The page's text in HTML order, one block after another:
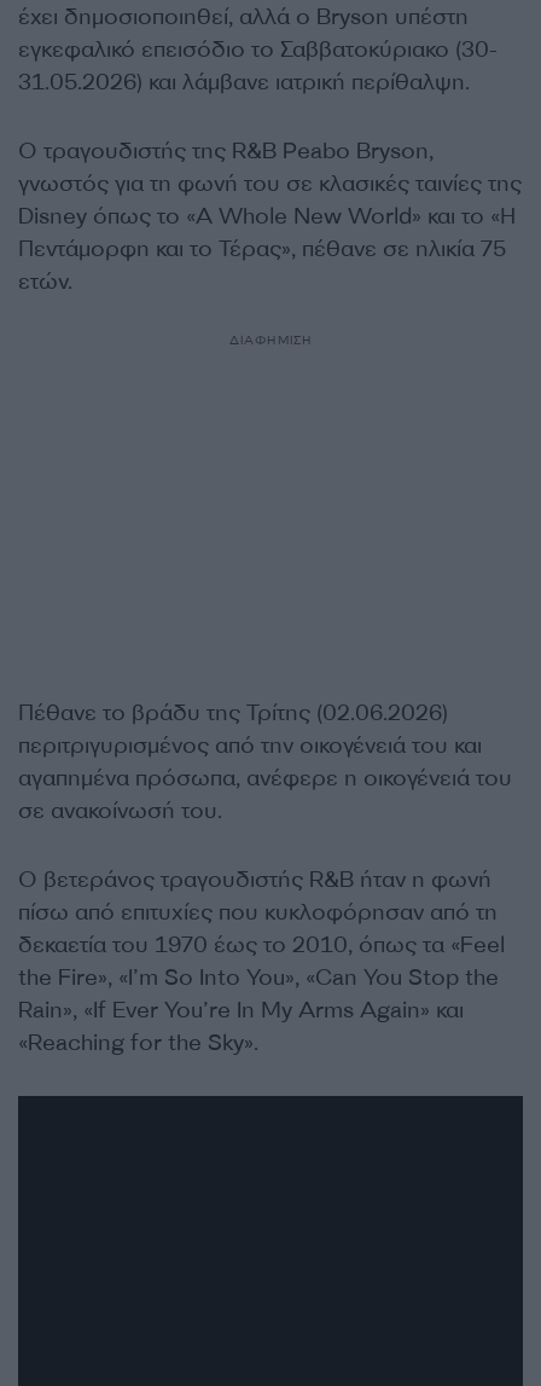
έχει δημοσιοποιηθεί, αλλά ο Bryson υπέστη
εγκεφαλικό επεισόδιο το Σαββατοκύριακο (30-
31.05.2026) και λάμβανε ιατρική περίθαλψη.
Ο τραγουδιστής της R&B Peabo Bryson,
γνωστός για τη φωνή του σε κλασικές ταινίες της
Disney όπως το «A Whole New World» και το «Η
Πεντάμορφη και το Τέρας», πέθανε σε ηλικία 75
ετών.
ΔΙΑΦΗΜΙΣΗ
Πέθανε το βράδυ της Τρίτης (02.06.2026)
περιτριγυρισμένος από την οικογένειά του και
αγαπημένα πρόσωπα, ανέφερε η οικογένειά του
σε ανακοίνωσή του.
Ο βετεράνος τραγουδιστής R&B ήταν η φωνή
πίσω από επιτυχίες που κυκλοφόρησαν από τη
δεκαετία του 1970 έως το 2010, όπως τα «Feel
the Fire», «I’m So Into You», «Can You Stop the
Rain», «If Ever You’re In My Arms Again» και
«Reaching for the Sky».